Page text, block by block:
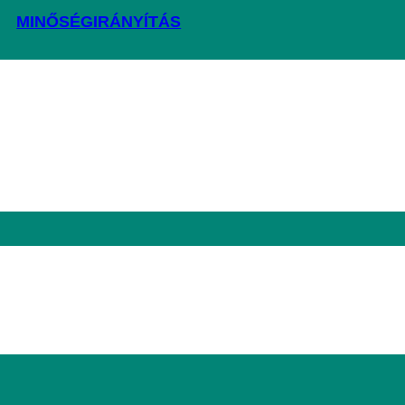
MINŐSÉGIRÁNYÍTÁS